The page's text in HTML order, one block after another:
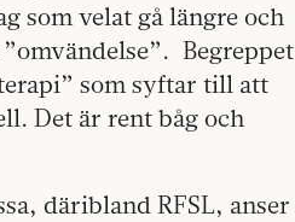
som velat gå längre och
Begreppet
som syftar till att
Det är rent båg och
däribland RFSL, anser